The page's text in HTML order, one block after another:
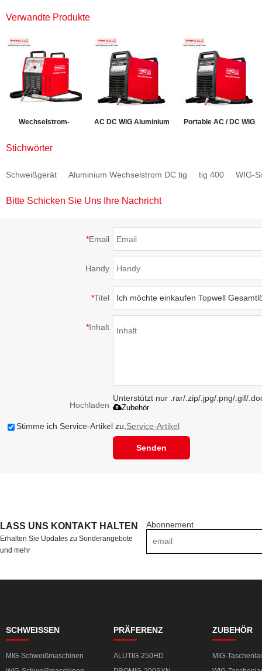
Verwandte Produkte
Wechselstrom-
MASTERTIG-250AC
AC DC WIG Aluminium Portable AC / DC WIG
ALUTIG-200HD
Stichwörter
Schweißgerät Aluminium Wechselstrom DC tig tig 400 WIG-
Bitte Schicken Sie Uns Ihre Nachricht
*Email
Handy
*Titel
*Inhalt
Hochladen
Unterstützt nur .rar/.zip/.jpg/.png/.gif/
Zubehör
Stimme ich Service-Artikel zu, Service-Artikel
Senden
LASS UNS KONTAKT HALTEN
Erhalten Sie Updates zu Sonderangebote
und mehr
Abonnement
SCHWEISSEN
MIG-Schweißmaschinen
PRÄFERENZ
ALUTIG-250HD
ZUBEHÖR
MIG-